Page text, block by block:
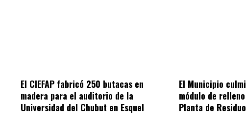
El CIEFAP fabricó 250 butacas en
madera para el auditorio de la
Universidad del Chubut en Esquel
El Municipio
módulo de
Planta de